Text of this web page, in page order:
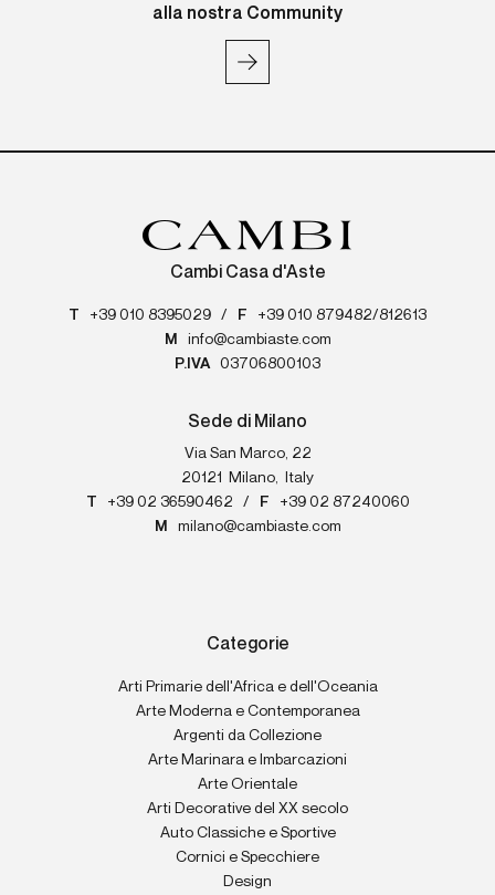
alla nostra Community
Cambi Casa d'Aste
T +39 010 8395029 / F
+39 010 879482/812613
M
info@cambiaste.com
P.IVA
03706800103
Sede di Milano
Via San Marco, 22
20121
Milano
Italy
T
+39 02 36590462 / F
+39 02 87240060
M
milano@cambiaste.com
Categorie
Arti Primarie dell'Africa e dell'Oceania
Arte Moderna e Contemporanea
Argenti da Collezione
Arte Marinara e Imbarcazioni
Arte Orientale
Arti Decorative del XX secolo
Auto Classiche e Sportive
Cornici e Specchiere
Design